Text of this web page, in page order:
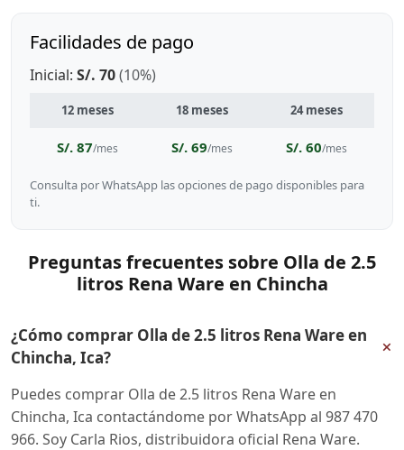
Facilidades de pago
Inicial: S/. 70(10%)
12 meses 18 meses 24 meses
S/. 87/mes S/. 69/mes S/. 60/mes
Consulta por WhatsApp las opciones de pago disponibles para
ti.
Preguntas frecuentes sobre Olla de 2.5
litros Rena Ware en Chincha
¿Cómo comprar Olla de 2.5 litros Rena Ware en
Chincha, Ica?
+
Puedes comprar Olla de 2.5 litros Rena Ware en
Chincha, Ica contactándome por WhatsApp al 987 470
966. Soy Carla Rios, distribuidora oficial Rena Ware.